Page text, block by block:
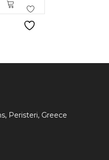
Peristeri, Greece